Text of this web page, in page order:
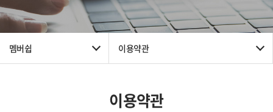
멤버쉽 이용약관
이용약관